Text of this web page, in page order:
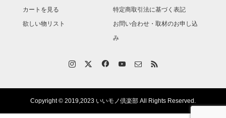
カートを見る
欲しい物リスト
特定商取引法に基づく表記
お問い合わせ・取材のお申し込
み
Copyright © 2019,2023 いいモノ倶楽部 All Rights Reserved.